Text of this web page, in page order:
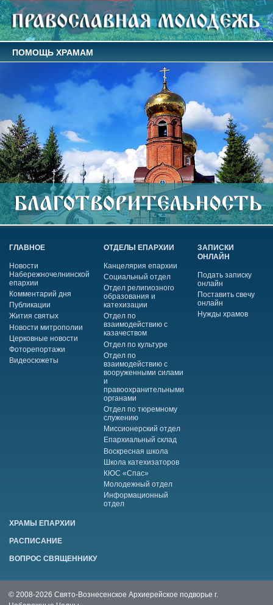
ПОМОЩЬ ХРАМАМ
ГЛАВНОЕ
Новости
Набережночелнинской
епархии
Комментарий дня
Публикации
Жития святых
Новости митрополии
Церковные новости
Фоторепортажи
Видеосюжеты
ОТДЕЛЫ ЕПАРХИИ
Канцелярия епархии
Социальный отдел
Отдел религиозного
образования и
катехизации
Отдел по
взаимодействию с
казачеством
Отдел по культуре
Отдел по
взаимодействию с
вооруженными силами
и
правоохранительными
органами
Отдел по тюремному
служению
Миссионерский отдел
Епархиальный склад
Воскресная школа
Школа катехизаторов
КЮС «Спас»
Молодежный отдел
Информационный
отдел
ЗАПИСКИ
ОНЛАЙН
Подать записку
онлайн
Поставить свечу
онлайн
Нужды храмов
ХРАМЫ ЕПАРХИИ
РАСПИСАНИЕ
ВОПРОС СВЯЩЕННИКУ
© 2008-2026 Свято-Вознесенское Архиерейское подворье г.